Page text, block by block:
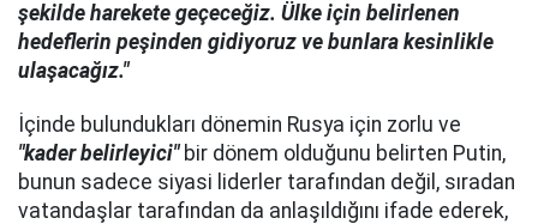
şekilde harekete geçeceğiz. Ülke için belirlenen
hedeflerin peşinden gidiyoruz ve bunlara kesinlikle
ulaşacağız."
İçinde bulundukları dönemin Rusya için zorlu ve
"kader belirleyici"bir dönem olduğunu belirten Putin,
bunun sadece siyasi liderler tarafından değil, sıradan
vatandaşlar tarafından da anlaşıldığını ifade ederek,